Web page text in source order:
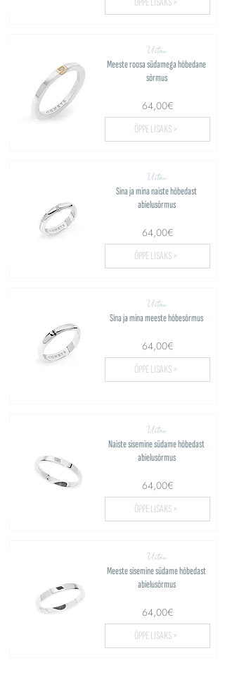
Ustav
Meeste roosa südamega hõbedane
sõrmus
64,00€
ÕPPE LISAKS >
Ustav
Sina ja mina naiste hõbedast
abielusõrmus
64,00€
ÕPPE LISAKS >
Ustav
Sina ja mina meeste hõbesõrmus
64,00€
ÕPPE LISAKS >
Ustav
Naiste sisemine südame hõbedast
abielusõrmus
64,00€
ÕPPE LISAKS >
Ustav
Meeste sisemine südame hõbedast
abielusõrmus
64,00€
ÕPPE LISAKS >